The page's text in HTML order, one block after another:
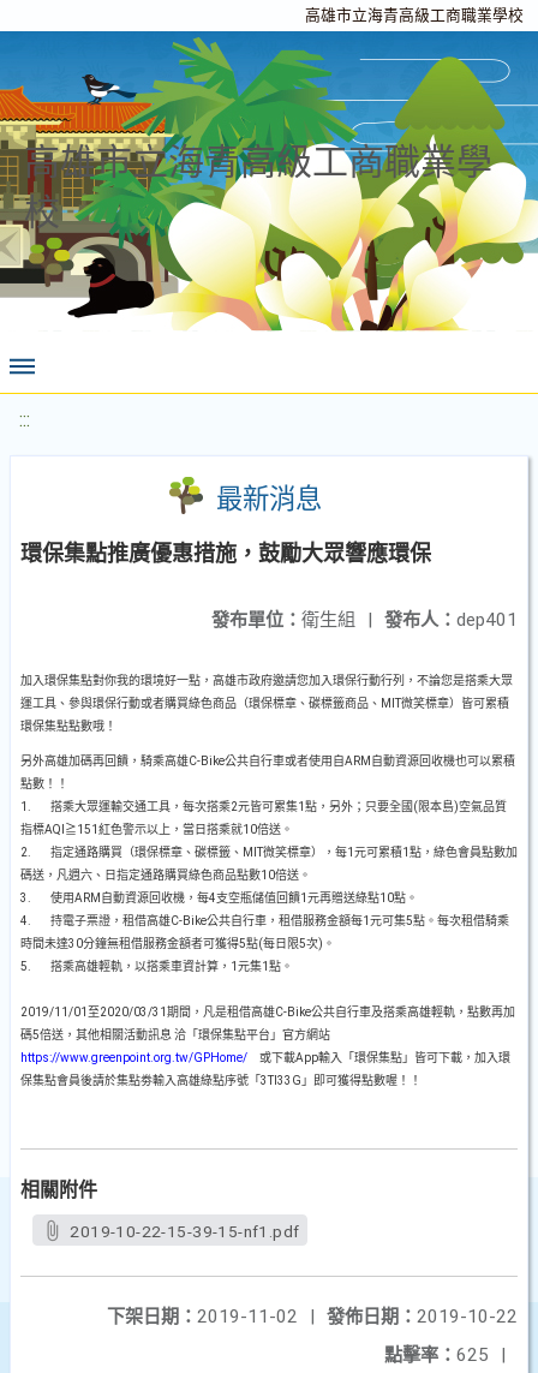
高雄市立海青高級工商職業學校
高雄市立海青高級工商職業學
校
:::
最新消息
環保集點推廣優惠措施，鼓勵大眾響應環保
發布人： dep401
發布單位： 衛生組 |
加入環保集點對你我的環境好一點，高雄市政府邀請您加入環保行動行列，不論您是搭乘大眾
運工具、參與環保行動或者購買綠色商品（環保標章、碳標籤商品、MIT微笑標章）皆可累積
環保集點點數哦！
另外高雄加碼再回饋，騎乘高雄C-Bike公共自行車或者使用自ARM自動資源回收機也可以累積
點數！！
1. 搭乘大眾運輸交通工具，每次搭乘2元皆可累集1點，另外；只要全國(限本島)空氣品質
指標AQI≧151紅色警示以上，當日搭乘就10倍送。
2. 指定通路購買（環保標章、碳標籤、MIT微笑標章），每1元可累積1點，綠色會員點數加
碼送，凡週六、日指定通路購買綠色商品點數10倍送。
3. 使用ARM自動資源回收機，每4支空瓶儲值回饋1元再贈送綠點10點。
4. 持電子票證，租借高雄C-Bike公共自行車，租借服務金額每1元可集5點。每次租借騎乘
時間未達30分鐘無租借服務金額者可獲得5點(每日限5次)。
5. 搭乘高雄輕軌，以搭乘車資計算，1元集1點。
2019/11/01至2020/03/31期間，凡是租借高雄C-Bike公共自行車及搭乘高雄輕軌，點數再加
碼5倍送，其他相關活動訊息 洽「環保集點平台」官方網站
https://www.greenpoint.org.tw/GPHome/ 或下載App輸入「環保集點」皆可下載，加入環
保集點會員後請於集點劵輸入高雄綠點序號「3TI33G」即可獲得點數喔！！
相關附件
2019-10-22-15-39-15-nf1.pdf
發佈日期： 2019-10-22
下架日期： 2019-11-02
|
點擊率： 625 |